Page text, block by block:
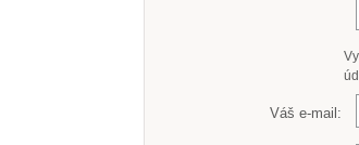
Váš e-mail: